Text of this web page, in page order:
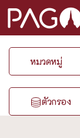
หมวดหมู่
ตัวกรอง